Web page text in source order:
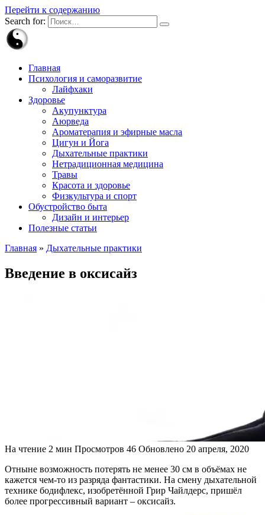
Перейти к содержанию
Search for:
Главная
Психология и саморазвитие
Лайфхаки
Здоровье
Акупунктура
Аюрведа
Ароматерапия и эфирные масла
Цигун и Йога
Дыхательные практики
Нетрадиционная медицина
Травы
Красота и здоровье
Физкультура и спорт
Обустройство быта
Дизайн и интерьер
Полезные статьи
Главная » Дыхательные практики
Введение в оксисайз
На чтение 2 мин Просмотров 46 Обновлено 20 апреля, 2020
Отныне возможность потерять не менее 30 см в объёмах не
кажется чем-то из разряда фантастики. На смену дыхательной
технике бодифлекс, изобретённой Грир Чайлдерс, пришёл
более прогрессивный вариант – оксисайз.